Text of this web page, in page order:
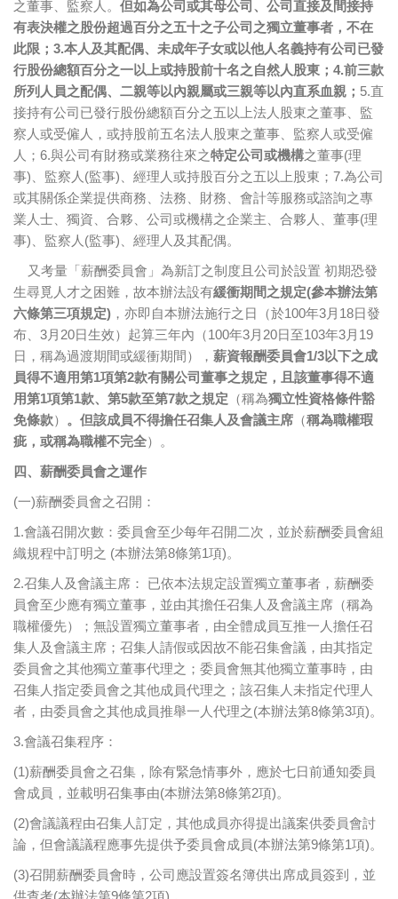
之董事、監察人。 但如為公司或其母公司、公司直接及間接持
有表決權之股份超過百分之五十之子公司之獨立董事者，不在
此限；3.本人及其配偶、未成年子女或以他人名義持有公司已發
行股份總額百分之一以上或持股前十名之自然人股東；4.前三款
所列人員之配偶、二親等以內親屬或三親等以內直系血親； 5.直
接持有公司已發行股份總額百分之五以上法人股東之董事、監
察人或受僱人，或持股前五名法人股東之董事、監察人或受僱
人；6.與公司有財務或業務往來之特定公司或機構之董事(理
事)、監察人(監事)、經理人或持股百分之五以上股東；7.為公司
或其關係企業提供商務、法務、財務、會計等服務或諮詢之專
業人士、獨資、合夥、公司或機構之企業主、合夥人、董事(理
事)、監察人(監事)、經理人及其配偶。
又考量「薪酬委員會」為新訂之制度且公司於設置 初期恐發
生尋覓人才之困難，故本辦法設有緩衝期間之規定(參本辦法第
六條第三項規定) ，亦即自本辦法施行之日（於100年3月18日發
布、3月20日生效）起算三年內（100年3月20日至103年3月19
日，稱為過渡期間或緩衝期間）， 薪資報酬委員會1/3以下之成
員得不適用第1項第2款有關公司董事之規定，且該董事得不適
用第1項第1款、第5款至第7款之規定 （稱為獨立性資格條件豁
免條款） 。但該成員不得擔任召集人及會議主席 （稱為職權瑕
疵，或稱為職權不完全）。
四、薪酬委員會之運作
(一)薪酬委員會之召開：
1.會議召開次數：委員會至少每年召開二次，並於薪酬委員會組
織規程中訂明之 (本辦法第8條第1項)。
2.召集人及會議主席： 已依本法規定設置獨立董事者，薪酬委
員會至少應有獨立董事，並由其擔任召集人及會議主席（稱為
職權優先）；無設置獨立董事者，由全體成員互推一人擔任召
集人及會議主席；召集人請假或因故不能召集會議，由其指定
委員會之其他獨立董事代理之；委員會無其他獨立董事時，由
召集人指定委員會之其他成員代理之；該召集人未指定代理人
者，由委員會之其他成員推舉一人代理之(本辦法第8條第3項)。
3.會議召集程序：
(1)薪酬委員會之召集，除有緊急情事外，應於七日前通知委員
會成員，並載明召集事由(本辦法第8條第2項)。
(2)會議議程由召集人訂定，其他成員亦得提出議案供委員會討
論，但會議議程應事先提供予委員會成員(本辦法第9條第1項)。
(3)召開薪酬委員會時，公司應設置簽名簿供出席成員簽到，並